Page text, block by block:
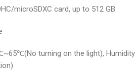
microSDXC card, up to 512 GB
turning on the light), Humidity